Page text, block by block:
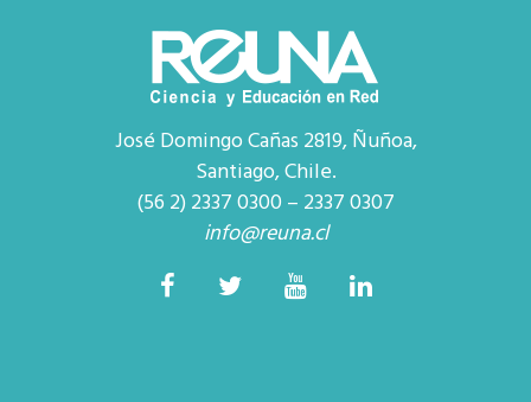
José Domingo Cañas 2819, Ñuñoa,
Santiago, Chile.
(56 2) 2337 0300 – 2337 0307
info@reuna.cl